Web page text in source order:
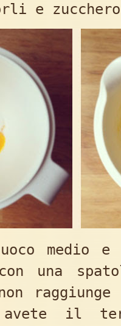
e
medio e
con una
il